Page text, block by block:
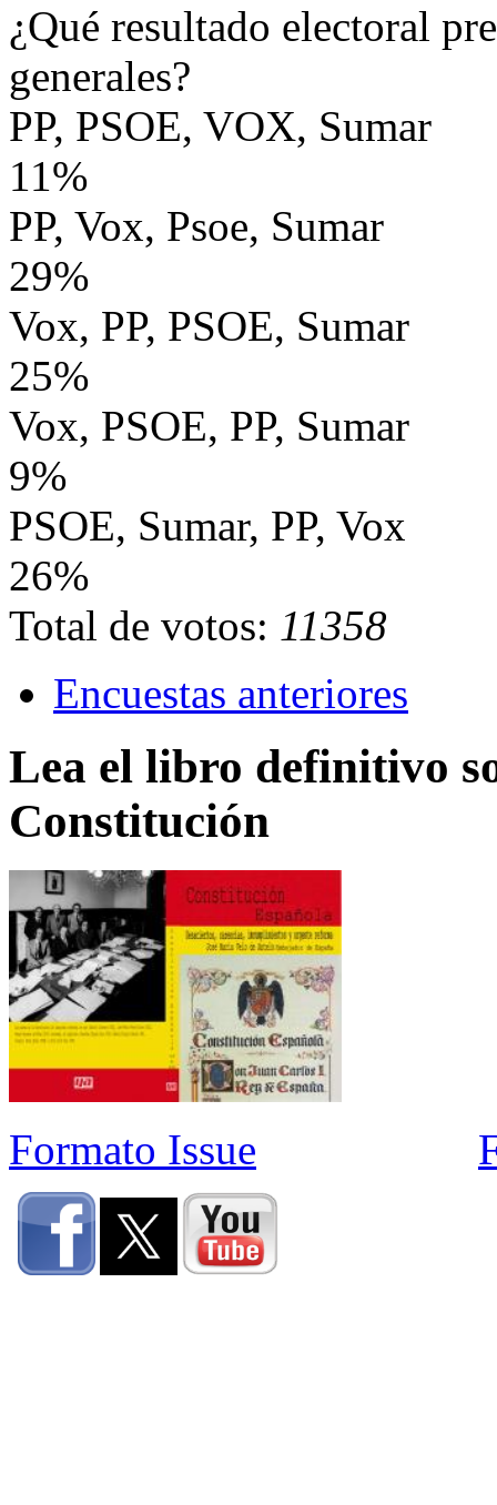
¿Qué resultado electoral
generales?
PP, PSOE, VOX, Sumar
11%
PP, Vox, Psoe, Sumar
29%
Vox, PP, PSOE, Sumar
25%
Vox, PSOE, PP, Sumar
9%
PSOE, Sumar, PP, Vox
26%
Total de votos: 11358
Encuestas anteriores
Lea el libro definitivo
Constitución
Formato Issue